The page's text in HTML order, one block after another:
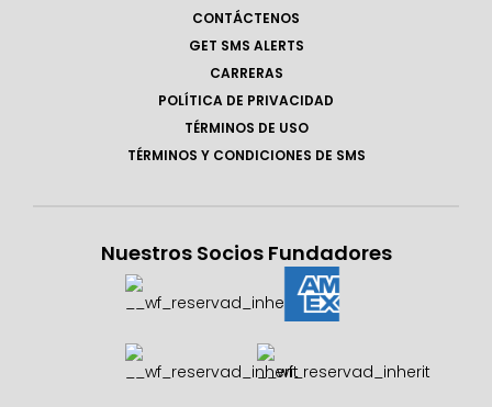
CONTÁCTENOS
GET SMS ALERTS
CARRERAS
POLÍTICA DE PRIVACIDAD
TÉRMINOS DE USO
TÉRMINOS Y CONDICIONES DE SMS
Nuestros Socios Fundadores